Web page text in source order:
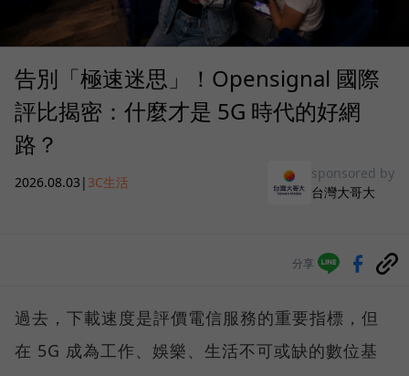
告別「極速迷思」！Opensignal 國際
評比揭密：什麼才是 5G 時代的好網
路？
2026.08.03 | 3C生活
sponsored by
台灣大哥大
分享
過去，下載速度是評價電信服務的重要指標，但
在 5G 成為工作、娛樂、生活不可或缺的數位基